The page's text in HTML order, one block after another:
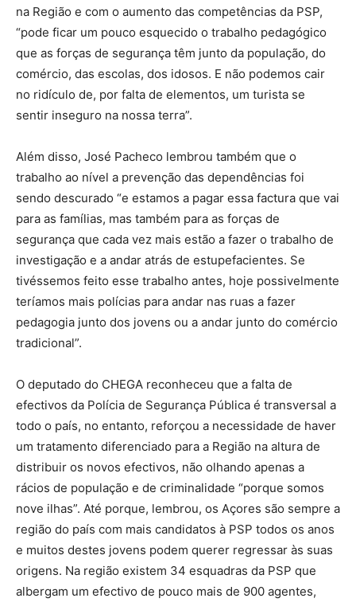
na Região e com o aumento das competências da PSP,
“pode ficar um pouco esquecido o trabalho pedagógico
que as forças de segurança têm junto da população, do
comércio, das escolas, dos idosos. E não podemos cair
no ridículo de, por falta de elementos, um turista se
sentir inseguro na nossa terra”.
Além disso, José Pacheco lembrou também que o
trabalho ao nível a prevenção das dependências foi
sendo descurado “e estamos a pagar essa factura que vai
para as famílias, mas também para as forças de
segurança que cada vez mais estão a fazer o trabalho de
investigação e a andar atrás de estupefacientes. Se
tivéssemos feito esse trabalho antes, hoje possivelmente
teríamos mais polícias para andar nas ruas a fazer
pedagogia junto dos jovens ou a andar junto do comércio
tradicional”.
O deputado do CHEGA reconheceu que a falta de
efectivos da Polícia de Segurança Pública é transversal a
todo o país, no entanto, reforçou a necessidade de haver
um tratamento diferenciado para a Região na altura de
distribuir os novos efectivos, não olhando apenas a
rácios de população e de criminalidade “porque somos
nove ilhas”. Até porque, lembrou, os Açores são sempre a
região do país com mais candidatos à PSP todos os anos
e muitos destes jovens podem querer regressar às suas
origens. Na região existem 34 esquadras da PSP que
albergam um efectivo de pouco mais de 900 agentes,